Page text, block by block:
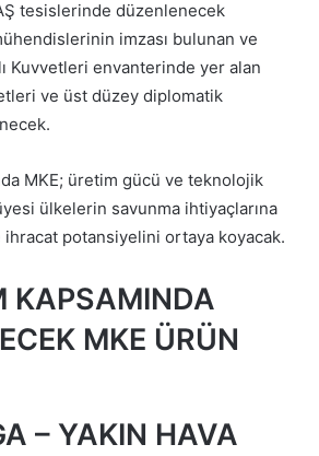
tesislerinde düzenlenecek
imzası bulunan ve
Kuvvetleri envanterinde yer alan
ve üst düzey diplomatik
MKE; üretim gücü ve teknolojik
ülkelerin savunma ihtiyaçlarına
potansiyelini ortaya koyacak.
KAPSAMINDA
MKE ÜRÜN
– YAKIN HAVA